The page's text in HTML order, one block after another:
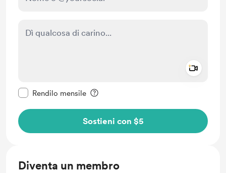
Rendilo mensile
Sostieni con $5
Diventa un membro